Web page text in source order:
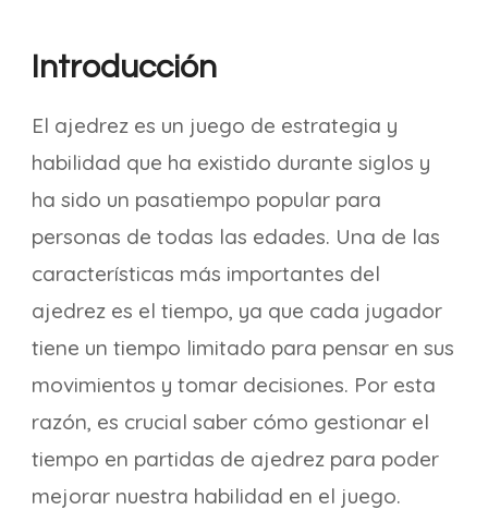
Introducción
El ajedrez es un juego de estrategia y
habilidad que ha existido durante siglos y
ha sido un pasatiempo popular para
personas de todas las edades. Una de las
características más importantes del
ajedrez es el tiempo, ya que cada jugador
tiene un tiempo limitado para pensar en sus
movimientos y tomar decisiones. Por esta
razón, es crucial saber cómo gestionar el
tiempo en partidas de ajedrez para poder
mejorar nuestra habilidad en el juego.